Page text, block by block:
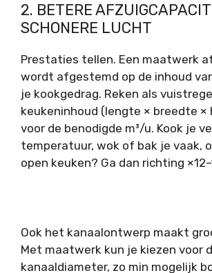
2. BETERE
SCHONERE LUCHT
Prestaties tellen. Een maatwerk
wordt afgestemd op de inhoud
je kookgedrag. Reken als
keukeninhoud (lengte × breedte ×
voor de benodigde m³/u. Kook je
temperatuur, wok of bak je vaak,
open keuken? Ga dan richting
Ook het kanaalontwerp maakt
Met maatwerk kun je kiezen voor
kanaaldiameter, zo min mogelijk